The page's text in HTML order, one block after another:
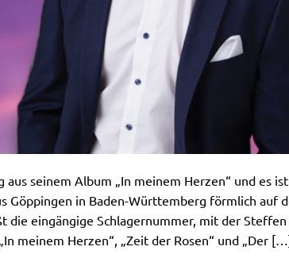
seinem Album „In meinem Herzen“ und es
Göppingen in Baden-Württemberg förmlich auf
die eingängige Schlagernummer, mit der
meinem Herzen“, „Zeit der Rosen“ und „Der